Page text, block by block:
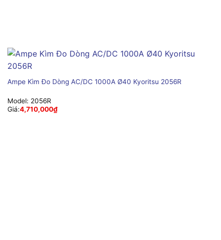
Ampe Kìm Đo Dòng AC/DC 1000A Ø40 Kyoritsu 2056R
Model: 2056R
Giá:4,710,000₫